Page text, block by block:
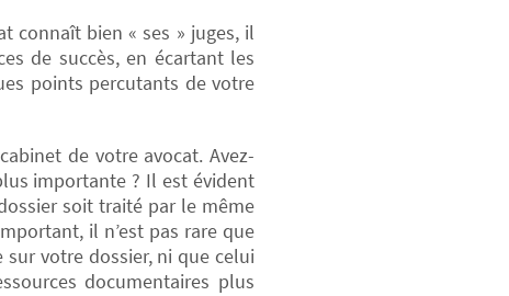
connaît bien « ses » juges, il
de succès, en écartant les
points percutants de votre
de votre avocat. Avez-
importante ? Il est évident
soit traité par le même
il n’est pas rare que
votre dossier, ni que celui
documentaires plus